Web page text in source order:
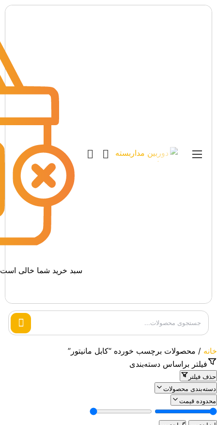
سبد خرید شما خالی
Search
خانه / محصولات برچسب خورده “کابل مانیتور”
فیلتر براساس دسته‌بندی
حذف فیلتر
دسته‌بندی محصولات
محدوده قیمت